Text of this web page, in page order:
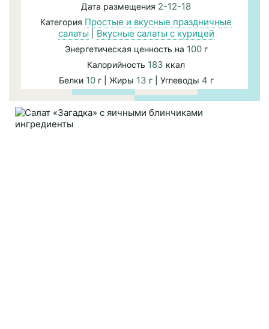
Дата размещения 2-12-18
Категория Простые и вкусные праздничные
салаты
Вкусные салаты с курицей
Энергетическая ценность на 100г
Калорийность 183 ккал
Белки 10г | Жиры 13 г | Углеводы 4 г